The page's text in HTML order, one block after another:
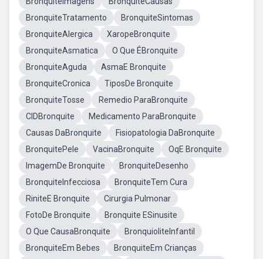
BronquiteTratamento
BronquiteSintomas
BronquiteAlergica
XaropeBronquite
BronquiteAsmatica
O Que ÉBronquite
BronquiteAguda
AsmaE Bronquite
BronquiteCronica
TiposDe Bronquite
BronquiteTosse
Remedio ParaBronquite
CIDBronquite
Medicamento ParaBronquite
Causas DaBronquite
Fisiopatologia DaBronquite
BronquitePele
VacinaBronquite
OqE Bronquite
ImagemDe Bronquite
BronquiteDesenho
BronquiteInfecciosa
BronquiteTem Cura
RiniteE Bronquite
Cirurgia Pulmonar
FotoDe Bronquite
Bronquite ESinusite
O Que CausaBronquite
BronquioliteInfantil
BronquiteEm Bebes
BronquiteEm Crianças